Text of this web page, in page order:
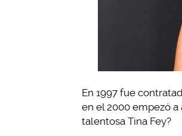
En 1997 fue
en el 2000 empezó a
talentosa Tina Fey?